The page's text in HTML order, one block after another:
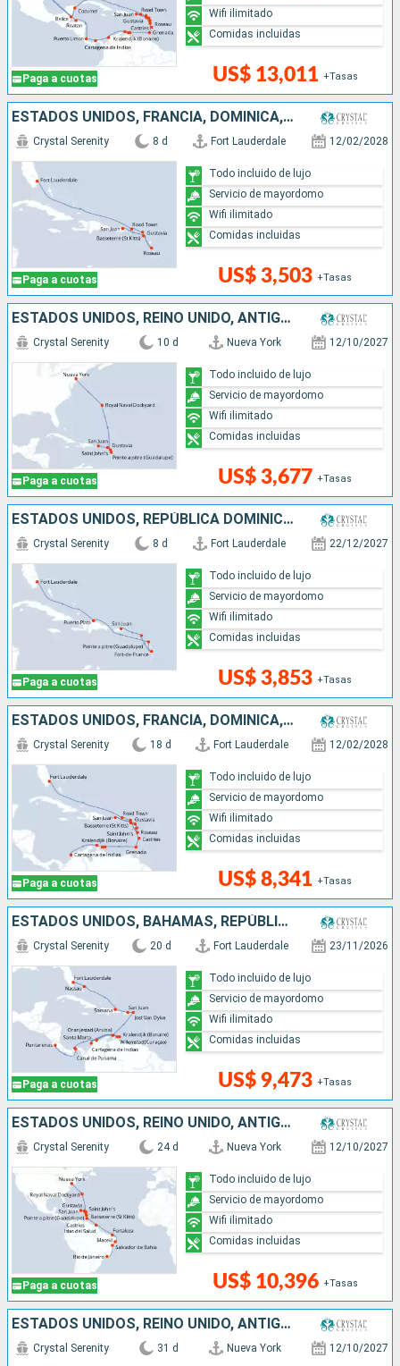
Paga a cuotas US$ 13,011 +Tasas
Wifi ilimitado
Comidas incluidas
ESTADOS UNIDOS, FRANCIA, DOMINICA, PUERTO RICO
Paga a cuotas
Crystal Serenity 8 d Fort Lauderdale 12/02/2028
US$ 3,503 +Tasas
Todo incluido de lujo
Servicio de mayordomo
Wifi ilimitado
Comidas incluidas
ESTADOS UNIDOS, REINO UNIDO, ANTIGUA Y BARBUDA, FRANCIA, PUERTO RICO
Paga a cuotas
Crystal Serenity 10 d Nueva York 12/10/2027
US$ 3,677 +Tasas
Todo incluido de lujo
Servicio de mayordomo
Wifi ilimitado
Comidas incluidas
ESTADOS UNIDOS, REPÚBLICA DOMINICANA, PUERTO RICO
Paga a cuotas
Crystal Serenity 8 d Fort Lauderdale 22/12/2027
US$ 3,853 +Tasas
Todo incluido de lujo
Servicio de mayordomo
Wifi ilimitado
Comidas incluidas
ESTADOS UNIDOS, FRANCIA, DOMINICA, PUERTO RICO, ANTIGUA Y BARBUDA, SANTA LUCIA, GRENADA, ARUBA, COLOMBIA
Paga a cuotas
Crystal Serenity 18 d Fort Lauderdale 12/02/2028
US$ 8,341 +Tasas
Todo incluido de lujo
Servicio de mayordomo
Wifi ilimitado
Comidas incluidas
ESTADOS UNIDOS, BAHAMAS, REPÚBLICA DOMINICANA, PUERTO RICO, ARUBA, COLOMBIA, PANAMÁ, COSTA RICA
Paga a cuotas
Crystal Serenity 20 d Fort Lauderdale 23/11/2026
US$ 9,473 +Tasas
Todo incluido de lujo
Servicio de mayordomo
Wifi ilimitado
Comidas incluidas
ESTADOS UNIDOS, REINO UNIDO, ANTIGUA Y BARBUDA, FRANCIA, PUERTO RICO, SANTA LUCIA, TRINIDAD Y TOBAGO, BRASIL
Paga a cuotas
Crystal Serenity 24 d Nueva York 12/10/2027
US$ 10,396 +Tasas
Todo incluido de lujo
Servicio de mayordomo
Wifi ilimitado
Comidas incluidas
ESTADOS UNIDOS, REINO UNIDO, ANTIGUA Y BARBUDA, FRANCIA, PUERTO RICO, SANTA LUCIA, TRINIDAD Y TOBAGO, BRASIL, URUGUAY, ARGENTINA
Crystal Serenity 31 d Nueva York 12/10/2027